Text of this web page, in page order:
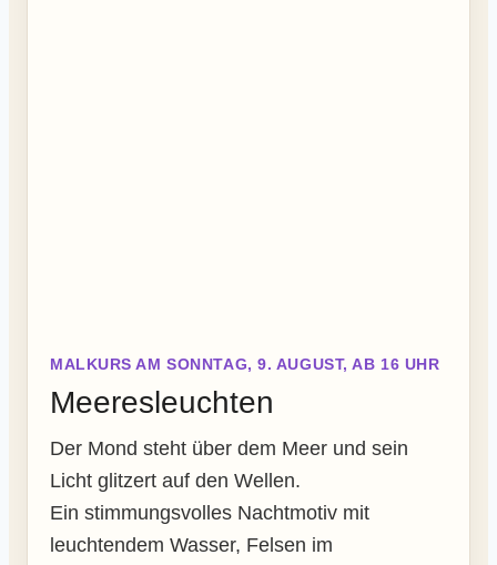
MALKURS AM SONNTAG, 9. AUGUST, AB 16 UHR
Meeresleuchten
Der Mond steht über dem Meer und sein
Licht glitzert auf den Wellen.
Ein stimmungsvolles Nachtmotiv mit
leuchtendem Wasser, Felsen im